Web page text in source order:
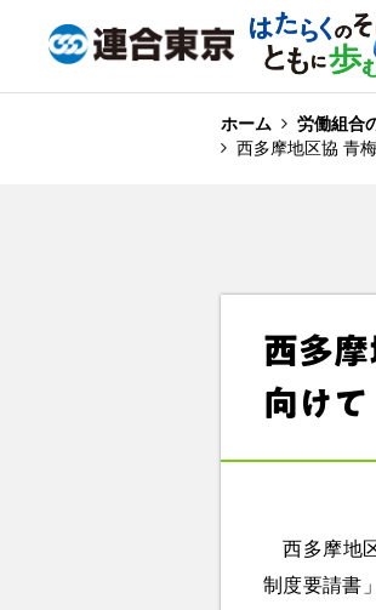
ホーム 労働組合
西多摩地区協 青
西多
向け
西多摩地
制度要請書